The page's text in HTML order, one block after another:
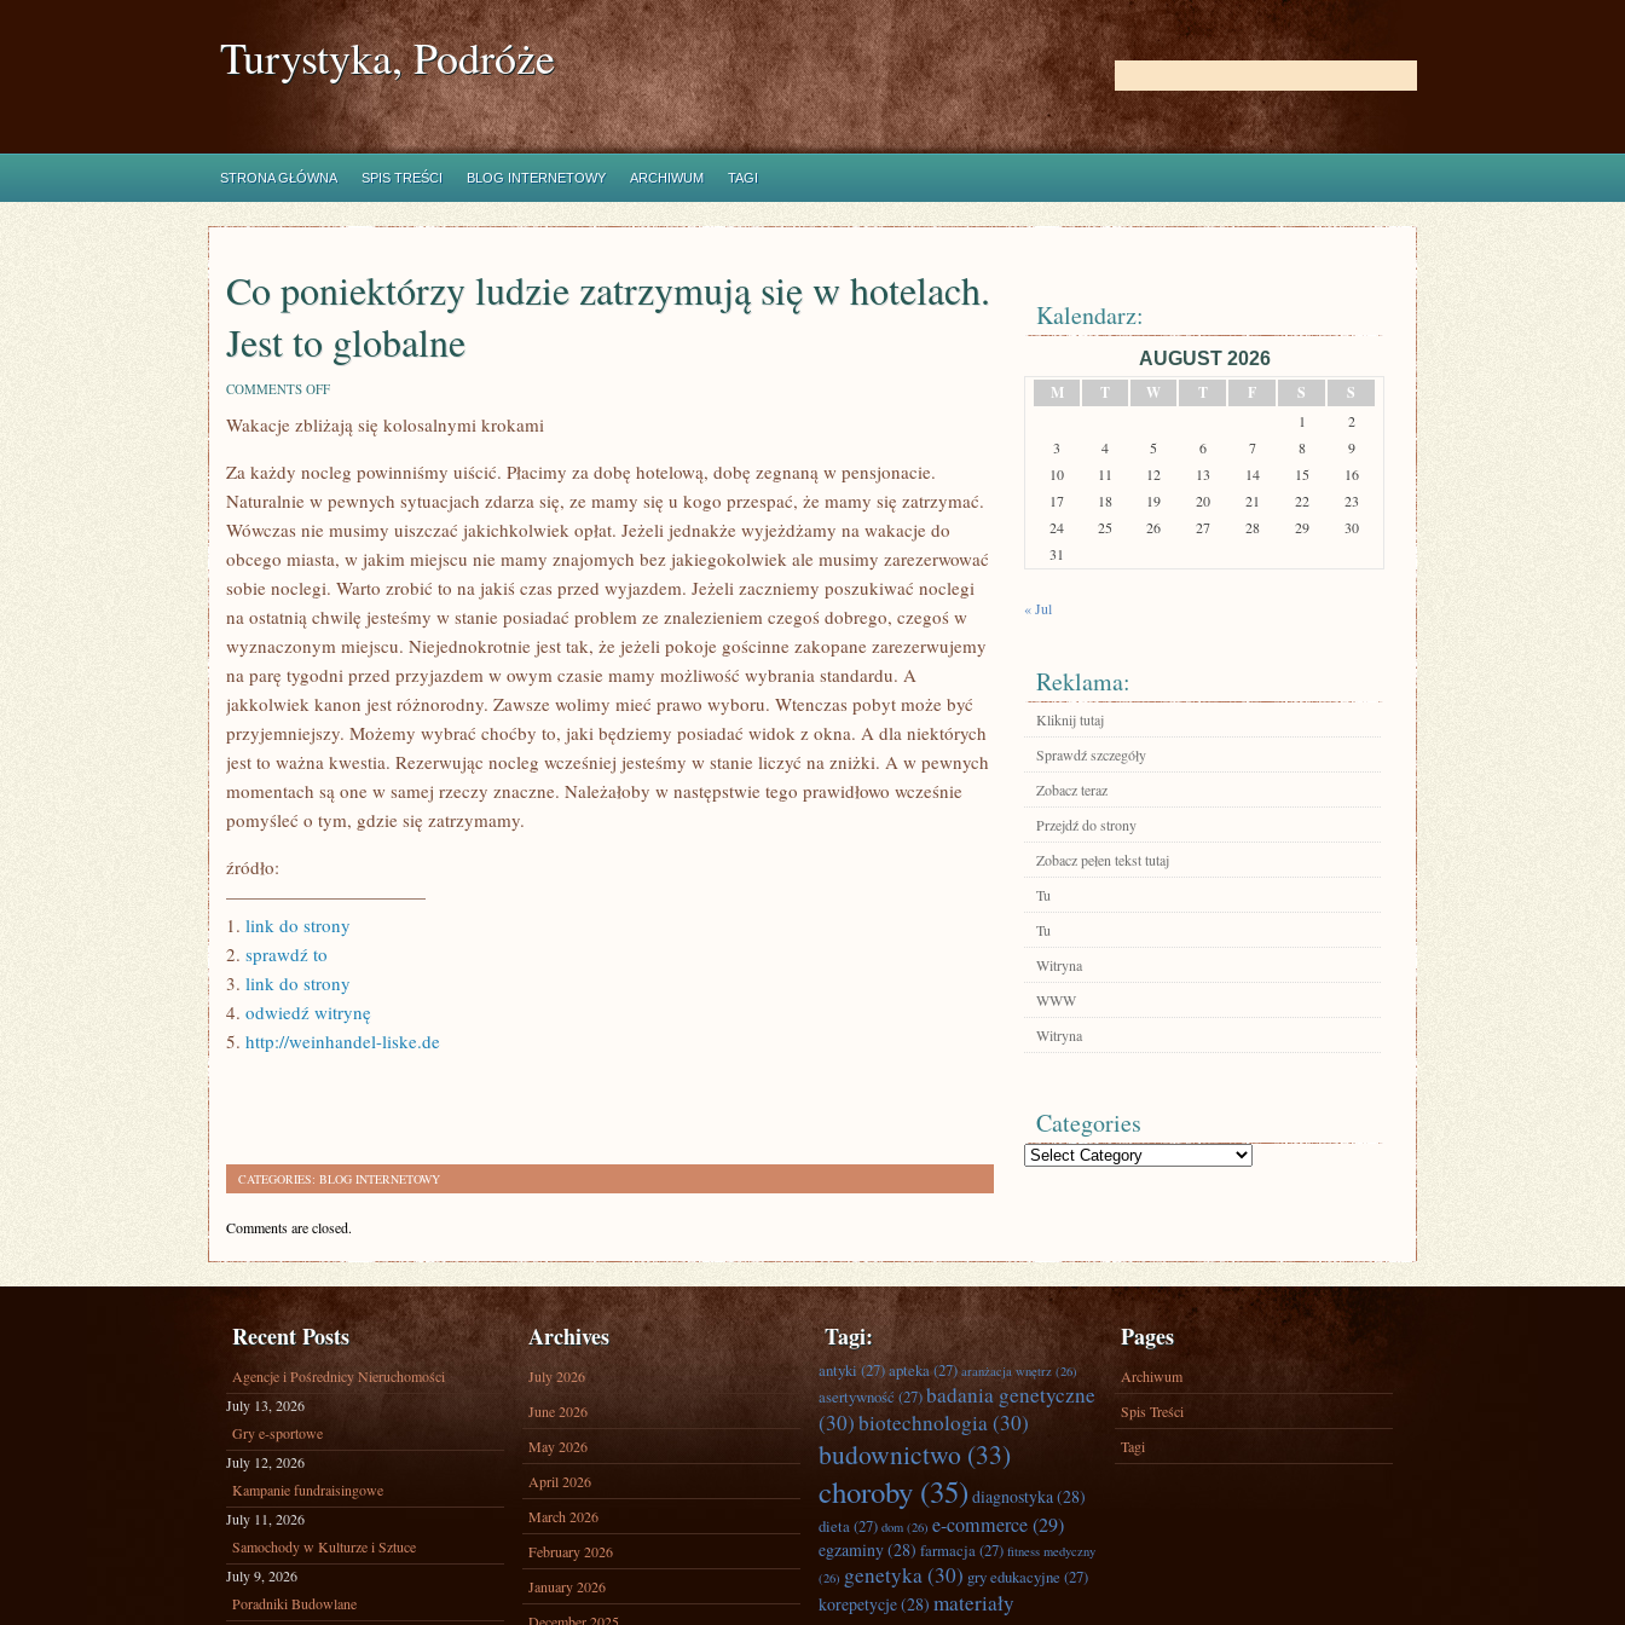
Turystyka, Podróże
STRONA GŁÓWNA SPIS TREŚCI BLOG INTERNETOWY ARCHIWUM TAGI
Co poniektórzy ludzie zatrzymują się w hotelach.
Jest to globalne
COMMENTS OFFON
PONIEKTÓRZY
LUDZIE
SIĘ
W
HOTELACH.
JEST
GLOBALNE
Wakacje zbliżają się kolosalnymi krokami
Za każdy nocleg powinniśmy uiścić. Płacimy za dobę hotelową, dobę zegnaną w pensjonacie.
Naturalnie w pewnych sytuacjach zdarza się, ze mamy się u kogo przespać, że mamy się zatrzymać.
Wówczas nie musimy uiszczać jakichkolwiek opłat. Jeżeli jednakże wyjeżdżamy na wakacje do
obcego miasta, w jakim miejscu nie mamy znajomych bez jakiegokolwiek ale musimy zarezerwować
sobie noclegi. Warto zrobić to na jakiś czas przed wyjazdem. Jeżeli zaczniemy poszukiwać noclegi
na ostatnią chwilę jesteśmy w stanie posiadać problem ze znalezieniem czegoś dobrego, czegoś w
wyznaczonym miejscu. Niejednokrotnie jest tak, że jeżeli pokoje gościnne zakopane zarezerwujemy
na parę tygodni przed przyjazdem w owym czasie mamy możliwość wybrania standardu. A
jakkolwiek kanon jest różnorodny. Zawsze wolimy mieć prawo wyboru. Wtenczas pobyt może być
przyjemniejszy. Możemy wybrać choćby to, jaki będziemy posiadać widok z okna. A dla niektórych
jest to ważna kwestia. Rezerwując nocleg wcześniej jesteśmy w stanie liczyć na zniżki. A w pewnych
momentach są one w samej rzeczy znaczne. Należałoby w następstwie tego prawidłowo wcześnie
pomyśleć o tym, gdzie się zatrzymamy.
źródło:
———————————
1. link do strony
2. sprawdź to
3. link do strony
4. odwiedź witrynę
5. http://weinhandel-liske.de
CATEGORIES: BLOG INTERNETOWY
Comments are closed.
Kalendarz:
AUGUST 2026
M
T W T F S S
1
2
3
4 5 6 7 8
9
10
11 12 13 14 15
16
17
18 19 20 21 22
23
24
25 26 27 28 29
30
31
« Jul
Reklama:
Kliknij tutaj
Sprawdź szczegóły
Zobacz teraz
Przejdź do strony
Zobacz pełen tekst tutaj
Tu
Tu
Witryna
WWW
Witryna
Categories
Categories
Recent Posts
Agencje i Pośrednicy Nieruchomości
July 13, 2026
Gry e-sportowe
July 12, 2026
Kampanie fundraisingowe
July 11, 2026
Samochody w Kulturze i Sztuce
July 9, 2026
Poradniki Budowlane
Archives
July 2026
June 2026
May 2026
April 2026
March 2026
February 2026
January 2026
Tagi:
antyki(27)apteka(27) aranżacja wnętrz (26)
asertywność (27)badania genetyczne
(30)biotechnologia(30)
budownictwo (33)
choroby (35) diagnostyka(28)
dieta(27) dom (26) e-commerce(29)
egzaminy(28) farmacja(27) fitness medyczny
(26) genetyka(30) gry edukacyjne (27)
korepetycje(28) materiały
Pages
Archiwum
Spis Treści
Tagi